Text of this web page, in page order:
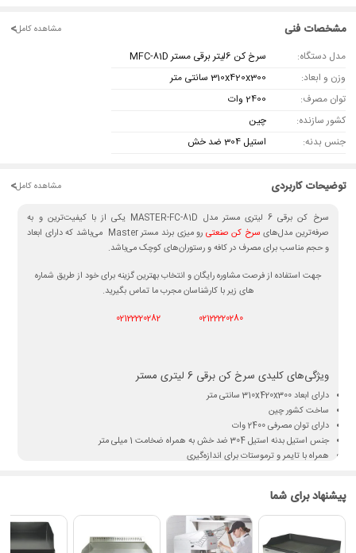
مشخصات فنی مشاهده کامل<
مدل دستگاه:
سرخ کن 6لیتر برقی مستر MFC-81D
وزن و ابعاد:
310x420x300 سانتی متر
توان مصرف:
2400 وات
کشور سازنده:
چین
جنس بدنه:
استیل 304 ضد خش
توضیحات کاربردی مشاهده کامل<
سرخ کن برقی 6 لیتری مستر مدل MASTER-FC-81D یکی از با کیفیت‌ترین و به
صرفه‌ترین مدل‌های سرخ کن صنعتی
رو میزی برند مستر Master می‌باشد که دارای ابعاد
و حجم مناسب برای مصرف در کافه و رستوران‌های کوچک می‌باشد.
جهت استفاده از فرصت مشاوره رایگان و انتخاب بهترین گزینه برای خود از طریق شماره
های زیر با کارشناسان مجرب ما تماس بگیرید.
02122220280
02122220282
ویژگی‌های کلیدی سرخ کن برقی 6 لیتری مستر
دارای ابعاد 310x420x300 سانتی متر
ساخت کشور چین
دارای توان مصرفی 2400 وات
جنس استیل بدنه استیل 304 ضد خش به همراه ضخامت 1 میلی متر
همراه با تایمر و ترموستات برای اندازه‌گیری
پیشنهاد برای شما